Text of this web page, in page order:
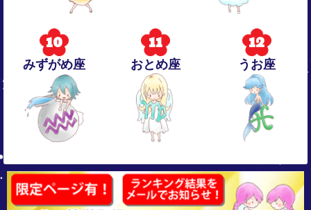
10
みずがめ座
11
おとめ座
12
うお座